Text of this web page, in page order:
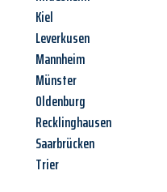
Kiel
Leverkusen
Mannheim
Münster
Oldenburg
Recklinghausen
Saarbrücken
Trier